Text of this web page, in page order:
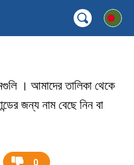
। আমাদের তালিকা থেকে
জন্য নাম বেছে নিন বা
0